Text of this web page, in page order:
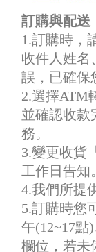
訂購與配送
1.訂購時，
收件人姓名
誤，已確保
2.選擇ATM
並確認收款
務。
3.變更收貨
工作日告知
4.我們所提
5.訂購時您
午(12~17點
欄位，若未